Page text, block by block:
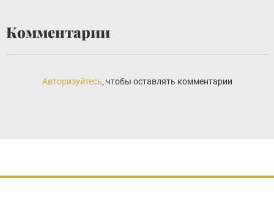
Комментарии
Авторизуйтесь, чтобы оставлять комментарии